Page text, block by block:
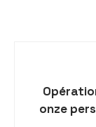
onze